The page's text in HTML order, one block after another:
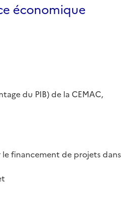
économique
du PIB) de la CEMAC,
le financement de projets dans